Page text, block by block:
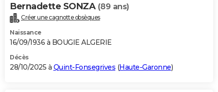
Carte de Noël
Carte Bonne année
Carte Saint-Valentin
Carte Pâques
Carte d'anniversaire
DICTIONNAIRE
Dictionnaire
Biographies
Citations
Expressions
Proverbes
PROGRAMME TV
S'inscrire
Se connecter
Lycées
Collèges
Primaires
Universités
Entreprises
Service militaire
Avis de recherche
AVIS DE DÉCÈS
Bernadette SONZA (89 ans)
Créer une cagnotte obsèques
Naissance
16/09/1936 à BOUGIE ALGERIE
Décès
28/10/2025 à Quint-Fonsegrives (Haute-Garonne)